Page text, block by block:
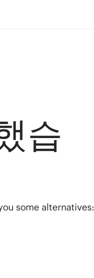
습
some alternatives: